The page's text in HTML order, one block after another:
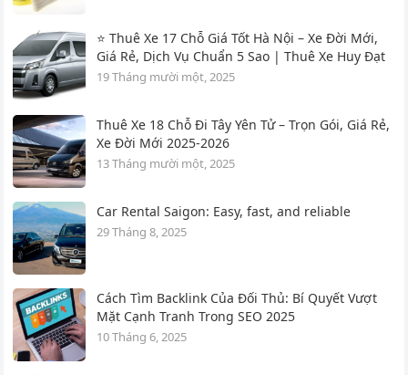
⭐ Thuê Xe 17 Chỗ Giá Tốt Hà Nội – Xe Đời Mới,
Giá Rẻ, Dịch Vụ Chuẩn 5 Sao | Thuê Xe Huy Đạt
19 Tháng mười một, 2025
Thuê Xe 18 Chỗ Đi Tây Yên Tử – Trọn Gói, Giá Rẻ,
Xe Đời Mới 2025-2026
13 Tháng mười một, 2025
Car Rental Saigon: Easy, fast, and reliable
29 Tháng 8, 2025
Cách Tìm Backlink Của Đối Thủ: Bí Quyết Vượt
Mặt Cạnh Tranh Trong SEO 2025
10 Tháng 6, 2025